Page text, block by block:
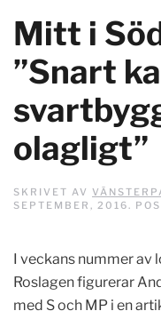
Mitt i
”Snart
olagligt”
SKRIVET AV
SEPTEMBER, 2016.
I veckans nummer av
Roslagen figurerar
med S och MP i en